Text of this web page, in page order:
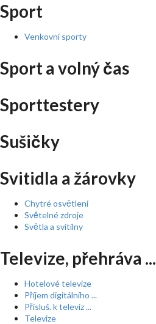
Sport
Venkovní sporty
Sport a volný čas
Sporttestery
Sušičky
Svitidla a žárovky
Chytré osvětlení
Světelné zdroje
Světla a svítilny
Televize, přehráva ...
Hotelové televize
Příjem digitálního ...
Přísluš. k televiz ...
Televize